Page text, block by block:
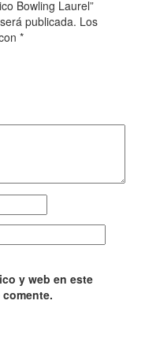
Bowling Laurel”
publicada. Los
*
y web en este